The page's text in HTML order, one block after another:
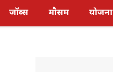
जॉब्स मौसम योजना